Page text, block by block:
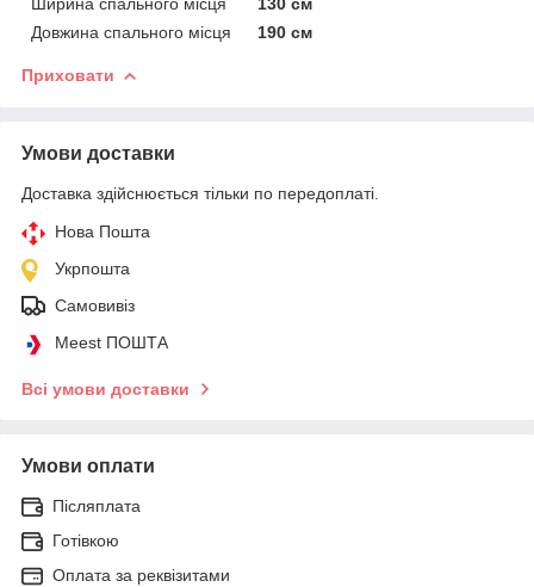
Довжина спального місця
190 см
Приховати
Умови доставки
Доставка здійснюється тільки по передоплаті.
Нова Пошта
Укрпошта
Самовивіз
Meest ПОШТА
Всі умови доставки
Умови оплати
Післяплата
Готівкою
Оплата за реквізитами